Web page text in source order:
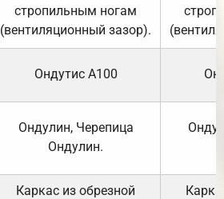
стропильным ногам
(вентиляционный зазор).
Ондутис А100
Ондулин, Черепица
Ондулин.
Каркас из обрезной